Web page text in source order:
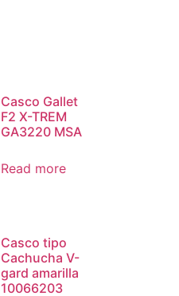
Casco Gallet
F2 X-TREM
GA3220 MSA
Read more
Casco tipo
Cachucha V-
gard amarilla
10066203